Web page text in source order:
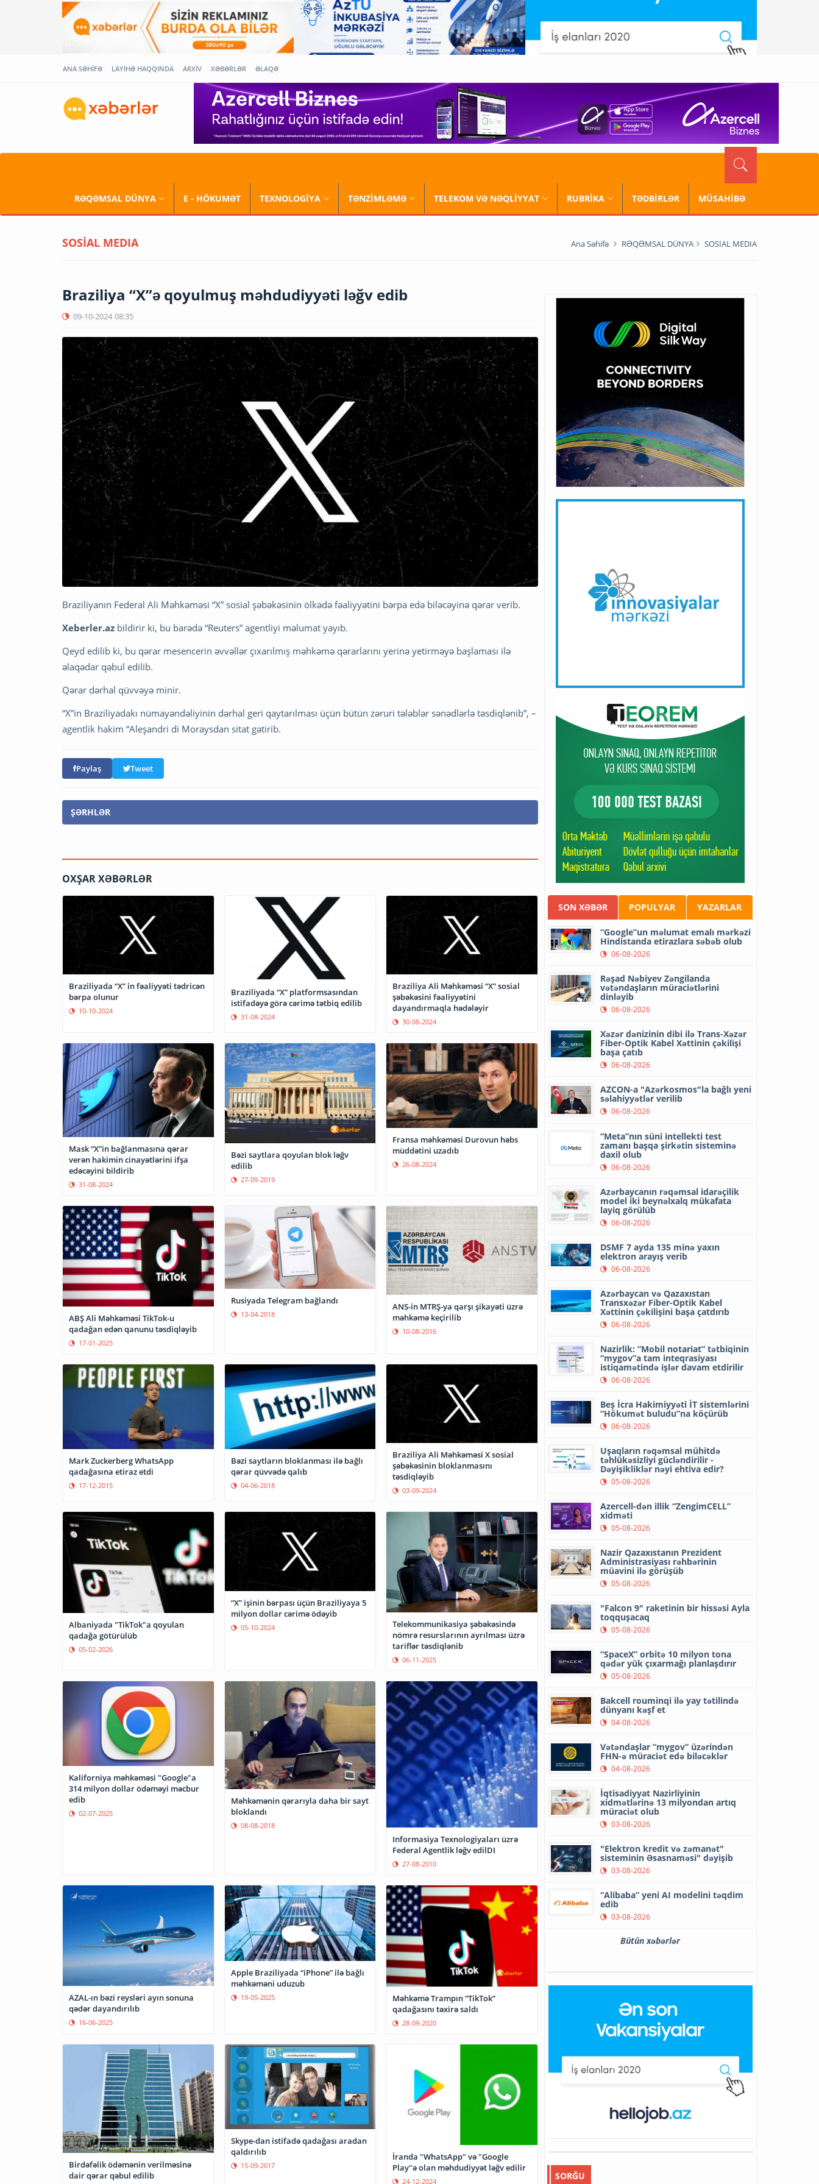
ANA SƏHİFƏ LAYİHƏ HAQQINDA ARXİV XƏBƏRLƏR ƏLAQƏ
RƏQƏMSAL DÜNYA E - HÖKUMƏT TEXNOLOGİYA TƏNZİMLƏMƏ TELEKOM VƏ NƏQLİYYAT RUBRİKA TƏDBİRLƏR MÜSAHİBƏ
SOSİAL MEDIA Ana Səhifə RƏQƏMSAL DÜNYA SOSİAL MEDIA
Braziliya “X”ə qoyulmuş məhdudiyyəti ləğv edib
09-10-2024 08:35
Braziliyanın Federal Ali Məhkəməsi “X” sosial şəbəkəsinin ölkədə fəaliyyətini bərpa edə biləcəyinə qərar verib.
Xeberler.az bildirir ki, bu barədə “Reuters” agentliyi məlumat yayıb.
Qeyd edilib ki, bu qərar mesencerin əvvəllər çıxarılmış məhkəmə qərarlarını yerinə yetirməyə başlaması ilə
əlaqədar qəbul edilib.
Qərar dərhal qüvvəyə minir.
“X”in Braziliyadakı nümayəndəliyinin dərhal geri qaytarılması üçün bütün zəruri tələblər sənədlərlə təsdiqlənib”, –
agentlik hakim “Aleşandri di Moraysdan sitat gətirib.
Paylaş Tweet
ŞƏRHLƏR
OXŞAR XƏBƏRLƏR
Braziliyada “X” in fəaliyyəti tədricən
bərpa olunur
10-10-2024
Braziliyada “X” platformsasından
istifadəyə görə cərimə tətbiq edilib
31-08-2024
Braziliya Ali Məhkəməsi “X” sosial
şəbəkəsini fəaliyyətini
dayandırmaqla hədələyir
30-08-2024
Mask “X”in bağlanmasına qərar
verən hakimin cinayətlərini ifşa
edəcəyini bildirib
31-08-2024
Bəzi saytlara qoyulan blok ləğv
edilib
27-09-2019
Fransa məhkəməsi Durovun həbs
müddətini uzadıb
26-08-2024
ABŞ Ali Məhkəməsi TikTok-u
qadağan edən qanunu təsdiqləyib
17-01-2025
Rusiyada Telegram bağlandı
13-04-2018
ANS-in MTRŞ-ya qarşı şikayəti üzrə
məhkəmə keçirilib
10-08-2016
Mark Zuckerberg WhatsApp
qadağasına etiraz etdi
17-12-2015
Bəzi saytların bloklanması ilə bağlı
qərar qüvvədə qalıb
04-06-2018
Braziliya Ali Məhkəməsi X sosial
şəbəkəsinin bloklanmasını
təsdiqləyib
03-09-2024
Albaniyada "TikTok"a qoyulan
qadağa götürülüb
05-02-2026
“X” işinin bərpası üçün Braziliyaya 5
milyon dollar cərimə ödəyib
05-10-2024
Telekommunikasiya şəbəkəsində
nömrə resurslarının ayrılması üzrə
tariflər təsdiqlənib
06-11-2025
Kaliforniya məhkəməsi "Google"a
314 milyon dollar ödəməyi məcbur
edib
02-07-2025
Məhkəmənin qərarıyla daha bir sayt
bloklandı
08-08-2018
Informasiya Texnologiyaları üzrə
Federal Agentlik ləğv edilDI
27-08-2010
AZAL-ın bəzi reysləri ayın sonuna
qədər dayandırılıb
16-06-2025
Apple Braziliyada “iPhone” ilə bağlı
məhkəməni uduzub
19-05-2025
Məhkəmə Trampın “TikTok”
qadağasını təxirə saldı
28-09-2020
Birdəfəlik ödəmənin verilməsinə
dair qərar qəbul edilib
Skype-dan istifadə qadağası aradan
qaldırılıb
15-09-2017
İranda "WhatsApp" və "Google
Play"ə olan məhdudiyyət ləğv edilir
24-12-2024
SON XƏBƏR POPULYAR YAZARLAR
“Google”un məlumat emalı mərkəzi
Hindistanda etirazlara səbəb olub
06-08-2026
Rəşad Nəbiyev Zəngilanda
vətəndaşların müraciətlərini
dinləyib
06-08-2026
Xəzər dənizinin dibi ilə Trans-Xəzər
Fiber-Optik Kabel Xəttinin çəkilişi
başa çatıb
06-08-2026
AZCON-a "Azərkosmos"la bağlı yeni
səlahiyyətlər verilib
06-08-2026
“Meta”nın süni intellekti test
zamanı başqa şirkətin sisteminə
daxil olub
06-08-2026
Azərbaycanın rəqəmsal idarəçilik
model iki beynəlxalq mükafata
layiq görülüb
06-08-2026
DSMF 7 ayda 135 minə yaxın
elektron arayış verib
06-08-2026
Azərbaycan və Qazaxıstan
Transxəzər Fiber-Optik Kabel
Xəttinin çəkilişini başa çatdırıb
06-08-2026
Nazirlik: “Mobil notariat” tətbiqinin
“mygov”a tam inteqrasiyası
istiqamətində işlər davam etdirilir
06-08-2026
Beş İcra Hakimiyyəti İT sistemlərini
“Hökumət buludu”na köçürüb
06-08-2026
Uşaqların rəqəmsal mühitdə
təhlükəsizliyi gücləndirilir -
Dəyişikliklər nəyi ehtiva edir?
05-08-2026
Azercell-dən illik “ZengimCELL”
xidməti
05-08-2026
Nazir Qazaxıstanın Prezident
Administrasiyası rəhbərinin
müavini ilə görüşüb
05-08-2026
"Falcon 9" raketinin bir hissəsi Ayla
toqquşacaq
05-08-2026
“SpaceX” orbitə 10 milyon tona
qədər yük çıxarmağı planlaşdırır
05-08-2026
Bakcell rouminqi ilə yay tətilində
dünyanı kəşf et
04-08-2026
Vətəndaşlar “mygov” üzərindən
FHN-ə müraciət edə biləcəklər
04-08-2026
İqtisadiyyat Nazirliyinin
xidmətlərinə 13 milyondan artıq
müraciət olub
03-08-2026
"Elektron kredit və zəmanət"
sisteminin Əsasnaməsi" dəyişib
03-08-2026
“Alibaba” yeni AI modelini təqdim
edib
03-08-2026
Bütün xəbərlər
SORĞU